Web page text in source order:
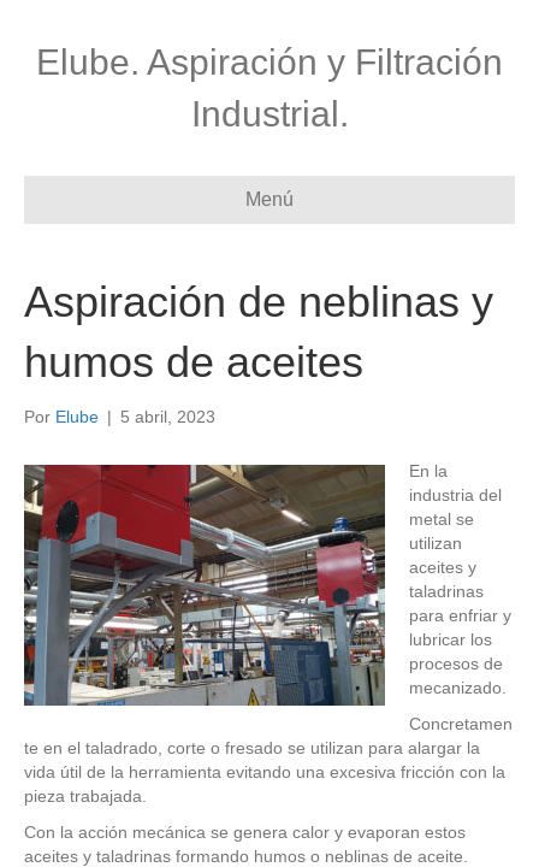
Elube. Aspiración y Filtración
Industrial.
Menú
Aspiración de neblinas y
humos de aceites
Por Elube | 5 abril, 2023
En la
industria del
metal se
utilizan
aceites y
taladrinas
para enfriar y
lubricar los
procesos de
mecanizado.
Concretamen
te en el taladrado, corte o fresado se utilizan para alargar la
vida útil de la herramienta evitando una excesiva fricción con la
pieza trabajada.
Con la acción mecánica se genera calor y evaporan estos
aceites y taladrinas formando humos o neblinas de aceite.